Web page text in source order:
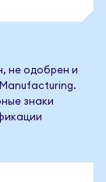
не одобрен и
знаки